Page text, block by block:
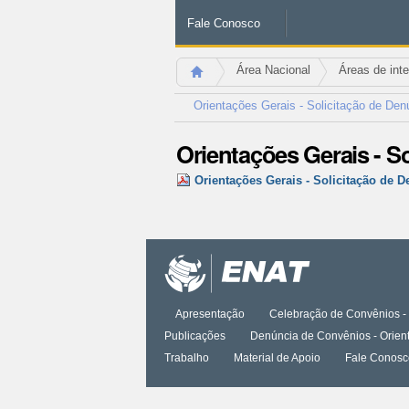
Fale Conosco
Área Nacional Áreas de
Orientações Gerais - Solicitação de
Orientações Gerais -
Orientações Gerais - Solicitação de
documento
Apresentação Celebração de Convênios
Publicações
Denúncia de Convênios -
Trabalho
Material de Apoio Fale